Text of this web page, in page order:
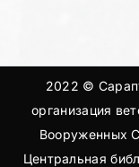
2022 ©
организация
Вооруженных
Центральная